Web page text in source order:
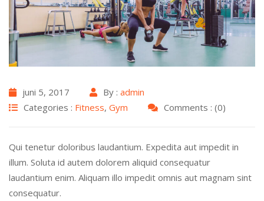
juni 5, 2017 By : admin
Categories : Fitness, Gym Comments : (0)
Qui tenetur doloribus laudantium. Expedita aut impedit in
illum. Soluta id autem dolorem aliquid consequatur
laudantium enim. Aliquam illo impedit omnis aut magnam sint
consequatur.